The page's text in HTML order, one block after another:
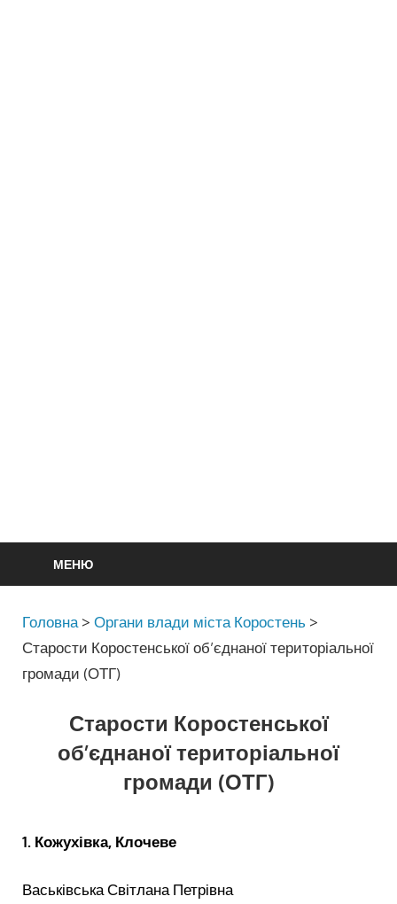
МЕНЮ
Головна >Органи влади міста Коростень >
Старости Коростенської об’єднаної територіальної
громади (ОТГ)
Старости Коростенської
об’єднаної територіальної
громади (ОТГ)
1. Кожухівка, Клочеве
Васьківська Світлана Петрівна